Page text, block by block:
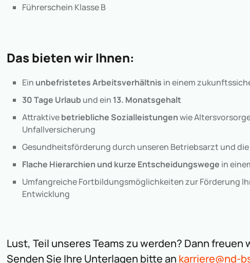
Führerschein Klasse B
Das bieten wir Ihnen:
Ein unbefristetes Arbeitsverhältnis in einem
30 Tage Urlaubund ein 13. Monatsgehalt
Attraktivebetriebliche Sozialleistungenwie
Unfallversicherung
Gesundheitsförderung durch unseren Betriebsarzt und
Flache Hierarchien und kurze Entscheidungswege in
Umfangreiche Fortbildungsmöglichkeiten zur Förderung
Entwicklung
Lust, Teil unseres Teams zu werden? Dann freuen
Senden Sie Ihre Unterlagen bitte an karriere@nd-